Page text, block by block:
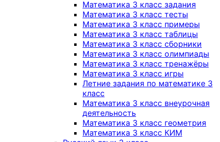
Математика 3 класс задания
Математика 3 класс тесты
Математика 3 класс примеры
Математика 3 класс таблицы
Математика 3 класс сборники
Математика 3 класс олимпиады
Математика 3 класс тренажёры
Математика 3 класс игры
Летние задания по математике 3
класс
Математика 3 класс внеурочная
деятельность
Математика 3 класс геометрия
Математика 3 класс КИМ